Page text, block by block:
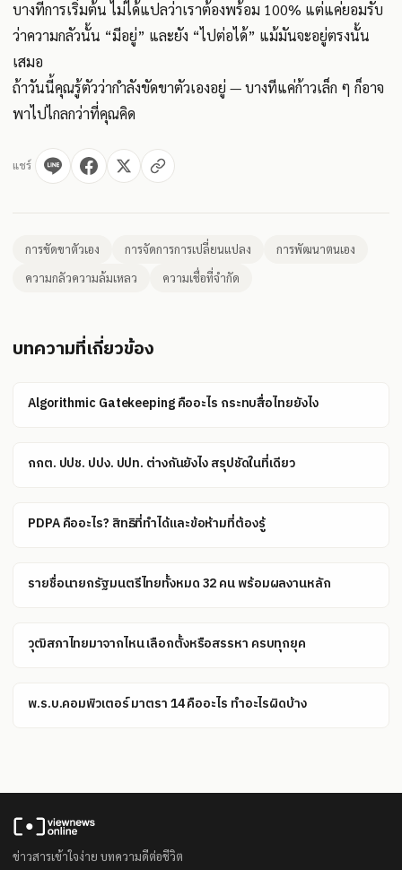
บางทีการเริ่มต้น ไม่ได้แปลว่าเราต้องพร้อม 100% แต่แค่ยอมรับ
ว่าความกลัวนั้น “มีอยู่” และยัง “ไปต่อได้” แม้มันจะอยู่ตรงนั้น
เสมอ
ถ้าวันนี้คุณรู้ตัวว่ากำลังขัดขาตัวเองอยู่ — บางทีแค่ก้าวเล็ก ๆ ก็อาจ
พาไปไกลกว่าที่คุณคิด
แชร์
การขัดขาตัวเอง การจัดการการเปลี่ยนแปลง
การพัฒนาตนเอง
ความกลัวความล้มเหลว
ความเชื่อที่จำกัด
บทความที่เกี่ยวข้อง
Algorithmic Gatekeeping คืออะไร กระทบสื่อไทยยังไง
กกต. ปปช. ปปง. ปปท. ต่างกันยังไง สรุปชัดในที่เดียว
PDPA คืออะไร? สิทธิที่ทำได้และข้อห้ามที่ต้องรู้
รายชื่อนายกรัฐมนตรีไทยทั้งหมด 32 คน พร้อมผลงานหลัก
วุฒิสภาไทยมาจากไหน เลือกตั้งหรือสรรหา ครบทุกยุค
พ.ร.บ.คอมพิวเตอร์ มาตรา 14 คืออะไร ทำอะไรผิดบ้าง
ข่าวสารเข้าใจง่าย บทความดีต่อชีวิต